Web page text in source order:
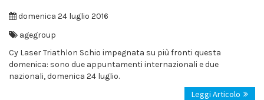
domenica 24 luglio 2016
agegroup
Cy Laser Triathlon Schio impegnata su più fronti questa
domenica: sono due appuntamenti internazionali e due
nazionali, domenica 24 luglio.
Leggi Articolo